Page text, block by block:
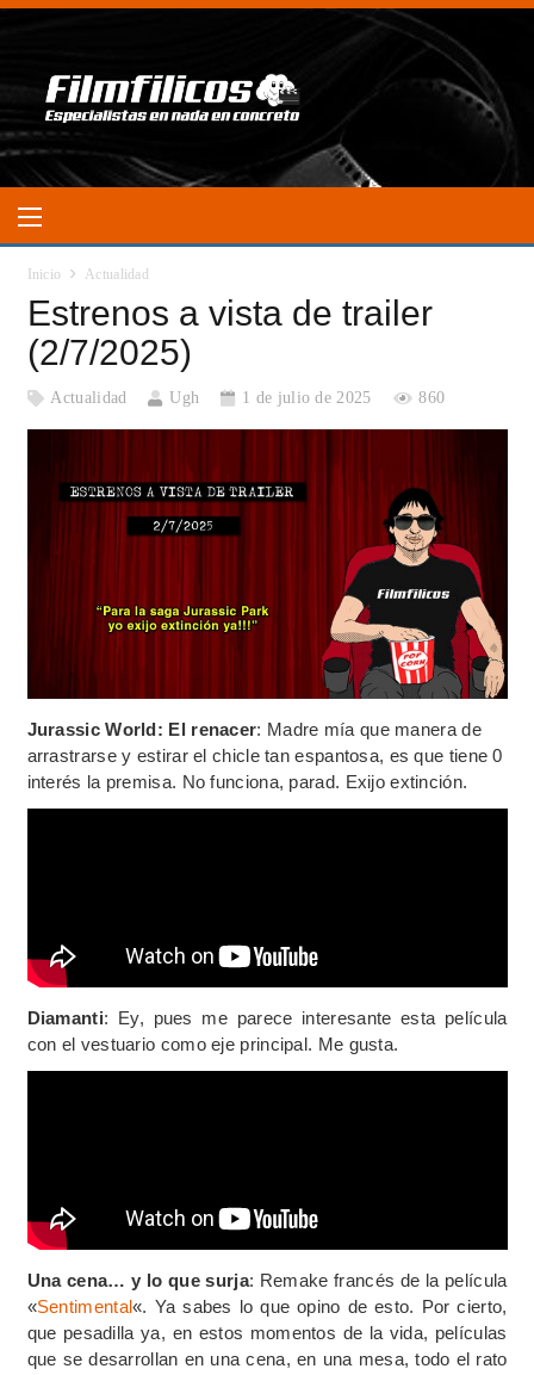
Inicio Actualidad
Estrenos a vista de trailer
(2/7/2025)
Actualidad Ugh 1 de julio de 2025 860
Jurassic World: El renacer: Madre mía que manera de
arrastrarse y estirar el chicle tan espantosa, es que tiene 0
interés la premisa. No funciona, parad. Exijo extinción.
Diamanti: Ey, pues me parece interesante esta película
con el vestuario como eje principal. Me gusta.
Una cena… y lo que surja: Remake francés de la película
«Sentimental«. Ya sabes lo que opino de esto. Por cierto,
que pesadilla ya, en estos momentos de la vida, películas
que se desarrollan en una cena, en una mesa, todo el rato